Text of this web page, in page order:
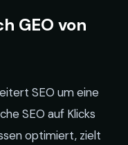
GEO von
SEO um eine
SEO auf Klicks
optimiert, zielt